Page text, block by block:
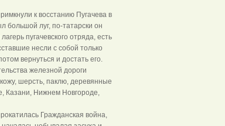
к восстанию Пугачева в
большой луг, по-татарски он
пугачевского отряда, есть
несли с собой только
вернуться и достать его.
железной дороги
шерсть, паклю, деревянные
Казани, Нижнем Новгороде,
Гражданская война,